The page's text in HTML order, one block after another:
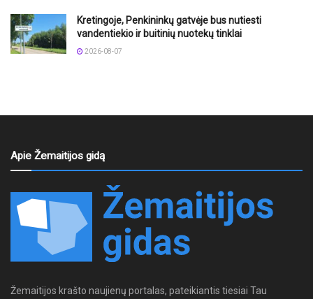
Kretingoje, Penkininkų gatvėje bus nutiesti
vandentiekio ir buitinių nuotekų tinklai
2026-08-07
Apie Žemaitijos gidą
Žemaitijos krašto naujienų portalas, pateikiantis tiesiai Tau